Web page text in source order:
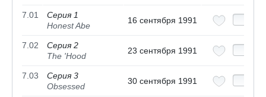
7.01
Серия 1
Honest Abe
16 сентября 1991
7.02
Серия 2
The 'Hood
23 сентября 1991
7.03
Серия 3
Obsessed
30 сентября 1991